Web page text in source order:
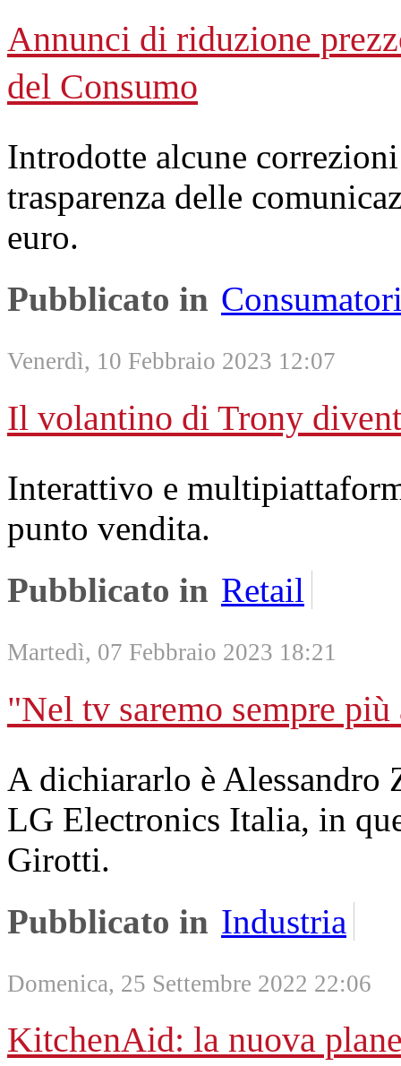
Annunci di riduzione
del Consumo
Introdotte alcune
trasparenza delle
euro.
Pubblicato in
Venerdì, 10 Febbraio 2023 12:07
Il volantino di Trony
Interattivo e
punto vendita.
Pubblicato in Retail
Martedì, 07 Febbraio 2023 18:21
"Nel tv saremo sempre
A dichiararlo è Alessandro
LG Electronics Italia, in
Girotti.
Pubblicato in Industria
Domenica, 25 Settembre 2022 22:06
KitchenAid: la nuova